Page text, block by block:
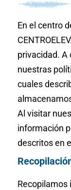
En el centro
privacidad.
nuestras
cuales
Al visitar
información
descritos en
Recopilamos